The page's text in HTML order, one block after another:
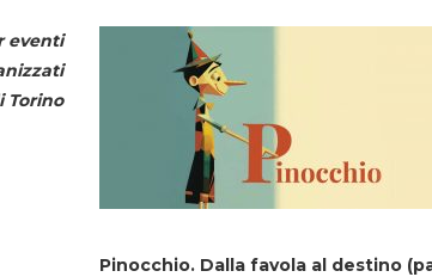
eventi
Torino
Pinocchio. Dalla favola al destino